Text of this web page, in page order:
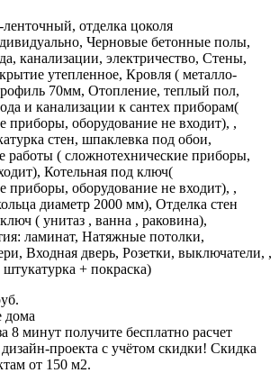
отделка цоколя
Черновые бетонные полы,
канализации, электричество, Стены,
утепленное, Кровля ( металло-
70мм, Отопление, теплый пол,
и канализации к сантех приборам(
приборы, оборудование не входит), ,
стен, шпаклевка под обои,
работы ( сложнотехнические приборы,
Котельная под ключ(
приборы, оборудование не входит), ,
диаметр 2000 мм), Отделка стен
( унитаз , ванна , раковина),
ламинат, Натяжные потолки,
Входная дверь, Розетки, выключатели, ,
+ покраска)
дома
8 минут получите бесплатно расчет
проекта с учётом скидки! Скидка
от 150 м2.